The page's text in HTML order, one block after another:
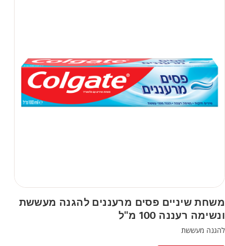
משחת שיניים פסים מרעננים להגנה מעששת
ונשימה רעננה 100 מ"ל
להגנה מעששת